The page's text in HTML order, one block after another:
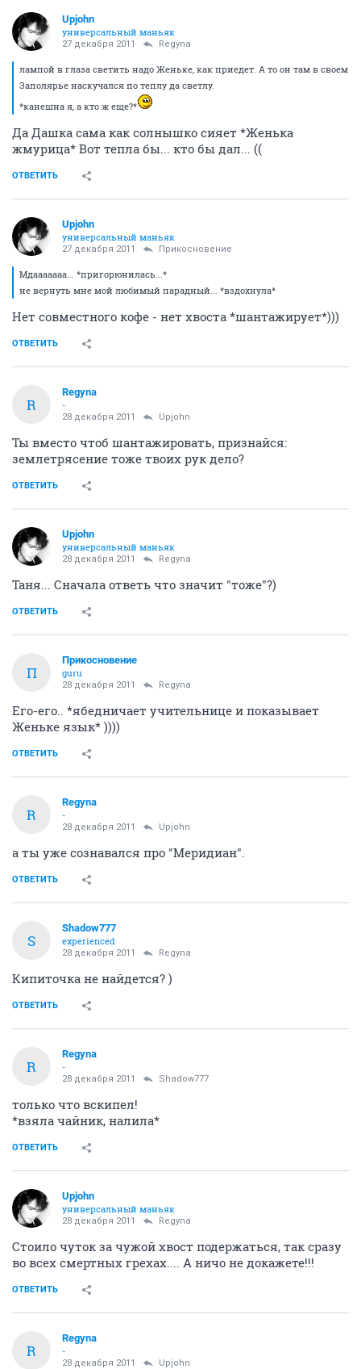
Upjohn
универсальный маньяк
27 декабря 2011 Regyna
лампой в глаза светить надо Женьке, как приедет. А то он там в своем
Заполярье наскучался по теплу да светлу.
*канешна я, а кто ж еще?*
Да Дашка сама как солнышко сияет *Женька
жмурица* Вот тепла бы... кто бы дал... ((
ОТВЕТИТЬ
Upjohn
универсальный маньяк
27 декабря 2011 Прикосновение
Мдааааааа... *пригорюнилась...*
не вернуть мне мой любимый парадный... *вздохнула*
Нет совместного кофе - нет хвоста *шантажирует*)))
ОТВЕТИТЬ
R
Regyna
-
28 декабря 2011 Upjohn
Ты вместо чтоб шантажировать, признайся:
землетрясение тоже твоих рук дело?
ОТВЕТИТЬ
Upjohn
универсальный маньяк
28 декабря 2011 Regyna
Таня... Сначала ответь что значит "тоже"?)
ОТВЕТИТЬ
П
Прикосновение
guru
28 декабря 2011 Regyna
Его-его.. *ябедничает учительнице и показывает
Женьке язык* ))))
ОТВЕТИТЬ
R
Regyna
-
28 декабря 2011 Upjohn
а ты уже сознавался про "Меридиан".
ОТВЕТИТЬ
S
Shadow777
experienced
28 декабря 2011 Regyna
Кипиточка не найдется? )
ОТВЕТИТЬ
R
Regyna
-
28 декабря 2011 Shadow777
только что вскипел!
*взяла чайник, налила*
ОТВЕТИТЬ
Upjohn
универсальный маньяк
28 декабря 2011 Regyna
Стоило чуток за чужой хвост подержаться, так сразу
во всех смертных грехах.... А ничо не докажете!!!
ОТВЕТИТЬ
R
Regyna
-
28 декабря 2011 Upjohn